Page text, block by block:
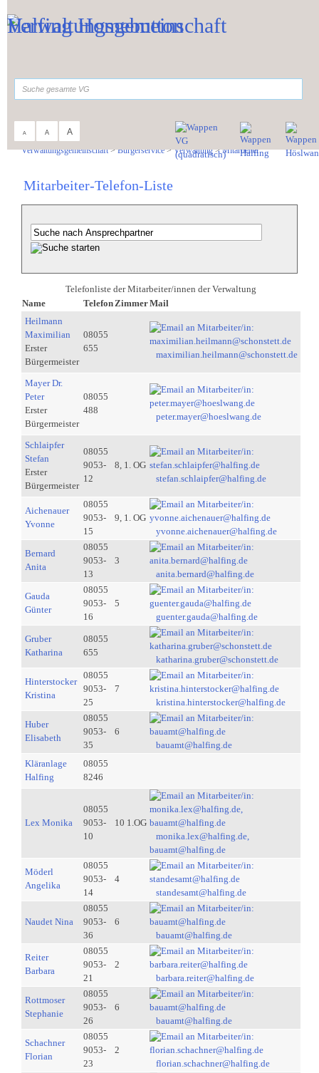
A A A
Verwaltungsgemeinschaft>Bürgerservice>Verwaltung>Mitarbeiter
Mitarbeiter-Telefon-Liste
Telefonliste der Mitarbeiter/innen der Verwaltung
Name
Telefon ZimmerMail
Heilmann
Maximilian
Erster
Bürgermeister
08055
655
maximilian.heilmann@schonstett.de
Mayer Dr.
Peter
Erster
Bürgermeister
08055
488
peter.mayer@hoeslwang.de
Schlaipfer
Stefan
Erster
Bürgermeister
08055
9053-
12
8, 1. OG
stefan.schlaipfer@halfing.de
Aichenauer
Yvonne
08055
9053-
15
9, 1. OG
yvonne.aichenauer@halfing.de
Bernard
Anita
08055
9053-
13
3
anita.bernard@halfing.de
Gauda
Günter
08055
9053-
16
5
guenter.gauda@halfing.de
Gruber
Katharina
08055
655
katharina.gruber@schonstett.de
Hinterstocker
Kristina
08055
9053-
25
7
kristina.hinterstocker@halfing.de
Huber
Elisabeth
08055
9053-
35
6
bauamt@halfing.de
Kläranlage
Halfing
08055
8246
Lex Monika
08055
9053-
10
10 1.OG
monika.lex@halfing.de,
bauamt@halfing.de
Möderl
Angelika
08055
9053-
14
4
standesamt@halfing.de
Naudet Nina
08055
9053-
36
6
bauamt@halfing.de
Reiter
Barbara
08055
9053-
21
2
barbara.reiter@halfing.de
Rottmoser
Stephanie
08055
9053-
26
6
bauamt@halfing.de
Schachner
Florian
08055
9053-
23
2
florian.schachner@halfing.de